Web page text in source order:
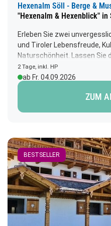
Hexenalm Söll - Berge &
"Hexenalm & Hexenblick" in
Erleben Sie zwei
und Tiroler Lebensfreude,
Naturschönheit. Lassen Sie
genießen Sie
Gastlichkeit und
bis zum Achensee.
2 Tage, inkl. HP
ab Fr. 04.09.2026
ZUM
BESTSELLER